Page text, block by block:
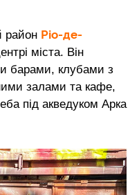
район Ріо-де-
міста. Він
барами, клубами з
залами та кафе,
під акведуком Арка